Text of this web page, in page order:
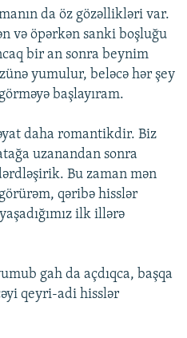
da öz gözəllikləri var.
və öpərkən sanki boşluğu
bir an sonra beynim
yumulur, beləcə hər şey
başlayıram.
daha romantikdir. Biz
uzanandan sonra
Bu zaman mən
qəribə hisslər
ilk illərə
gah da açdıqca, başqa
qeyri-adi hisslər